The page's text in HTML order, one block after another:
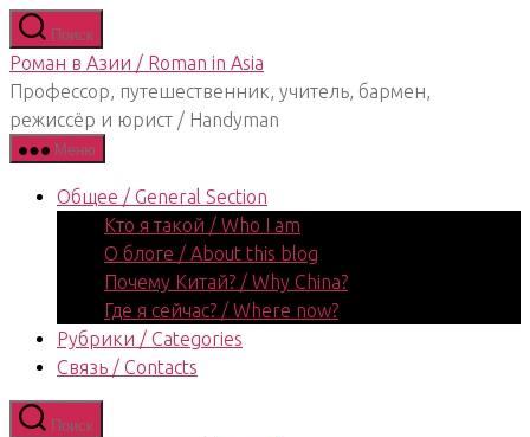
Перейти
к
содержимому
Поиск
Роман в Азии / Roman in Asia
Профессор, путешественник, учитель, бармен,
режиссёр и юрист / Handyman
Меню
Общее / General Section
Кто я такой / Who I am
О блоге / About this blog
Почему Китай? / Why China?
Где я сейчас? / Where now?
Рубрики / Categories
Связь / Contacts
Поиск